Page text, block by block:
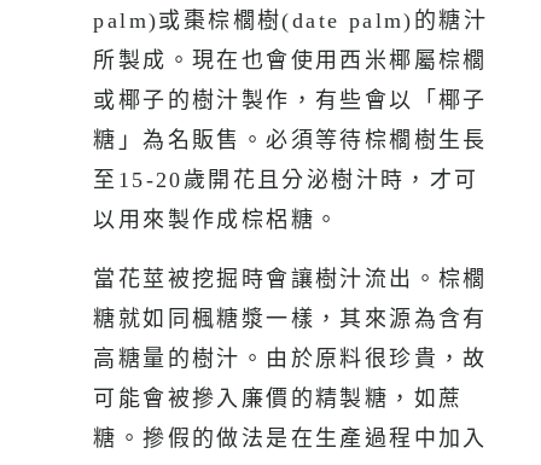
palm)或棗棕櫚樹(date palm)的糖汁
所製成。現在也會使用西米椰屬棕櫚
或椰子的樹汁製作，有些會以「椰子
糖」為名販售。必須等待棕櫚樹生長
至15-20歲開花且分泌樹汁時，才可
以用來製作成棕梠糖。
當花莖被挖掘時會讓樹汁流出。棕櫚
糖就如同楓糖漿一樣，其來源為含有
高糖量的樹汁。由於原料很珍貴，故
可能會被摻入廉價的精製糖，如蔗
糖。摻假的做法是在生產過程中加入